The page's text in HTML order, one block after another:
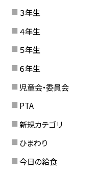
３年生
４年生
５年生
６年生
児童会・委員会
PTA
新規カテゴリ
ひまわり
今日の給食